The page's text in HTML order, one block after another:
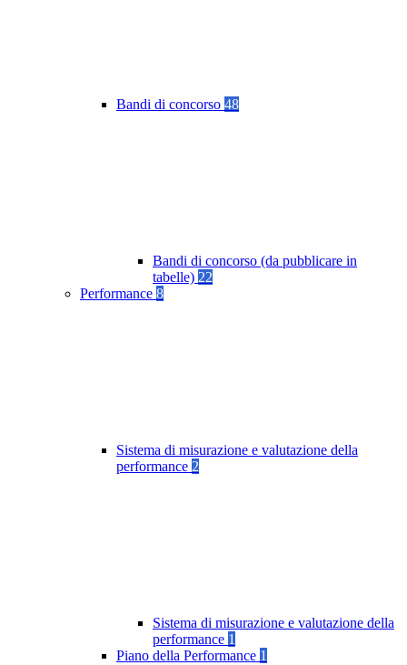
Bandi di concorso 48
Bandi di concorso (da pubblicare in
tabelle) 22
Performance 8
Sistema di misurazione e valutazione della
performance 2
Sistema di misurazione e valutazione della
performance 1
Piano della Performance 1